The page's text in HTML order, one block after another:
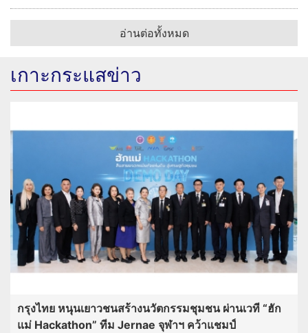
อ่านต่อทั้งหมด
เกาะกระแสข่าว
กรุงไทย หนุนเยาวชนสร้างนวัตกรรมชุมชน ผ่านเวที “ฮัก
แม่ Hackathon” ทีม Jernae จุฬาฯ คว้าแชมป์